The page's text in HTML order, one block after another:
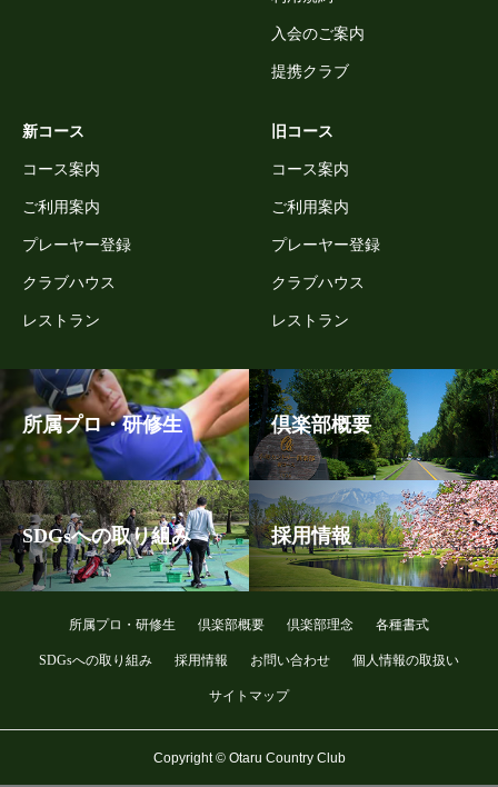
入会のご案内
提携クラブ
新コース
コース案内
ご利用案内
プレーヤー登録
クラブハウス
レストラン
旧コース
コース案内
ご利用案内
プレーヤー登録
クラブハウス
レストラン
所属プロ・研修生 倶楽部概要
SDGsへの取り組み 採用情報
所属プロ・研修生 倶楽部概要 倶楽部理念 各種書式
SDGsへの取り組み 採用情報 お問い合わせ 個人情報の取扱い
サイトマップ
Copyright © Otaru Country Club